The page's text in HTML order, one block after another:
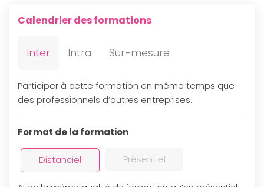
Calendrier des formations
Inter Intra Sur-mesure
Participer à cette formation en même temps que
des professionnels d’autres entreprises.
Format de la formation
Distanciel Présentiel